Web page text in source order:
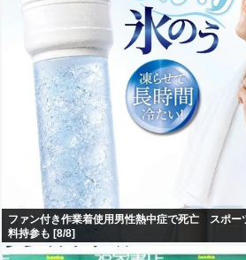
ファン付き作業着使用男性熱中症で死亡 スポー
料持参も [8/8]